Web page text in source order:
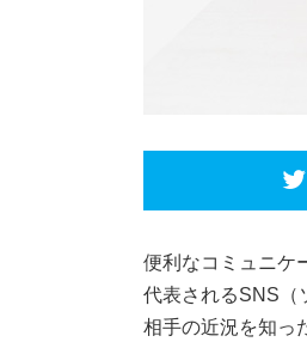
便利なコミュニケ
代表されるSNS（
相手の近況を知っ